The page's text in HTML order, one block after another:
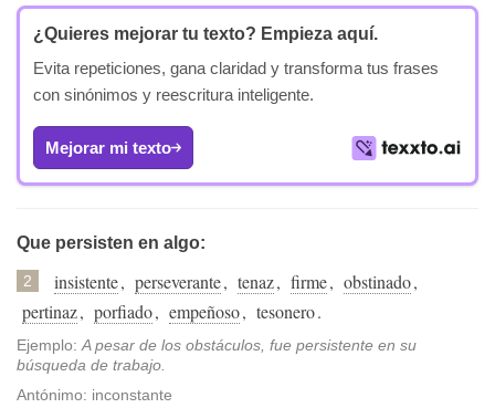
¿Quieres mejorar tu texto? Empieza aquí.
Evita repeticiones, gana claridad y transforma tus frases
con sinónimos y reescritura inteligente.
Mejorar mi texto
Que persisten en algo:
2 insistente, perseverante, tenaz, firme, obstinado,
pertinaz, porfiado, empeñoso, tesonero.
Ejemplo: A pesar de los obstáculos, fue persistente en su
búsqueda de trabajo.
Antónimo: inconstante